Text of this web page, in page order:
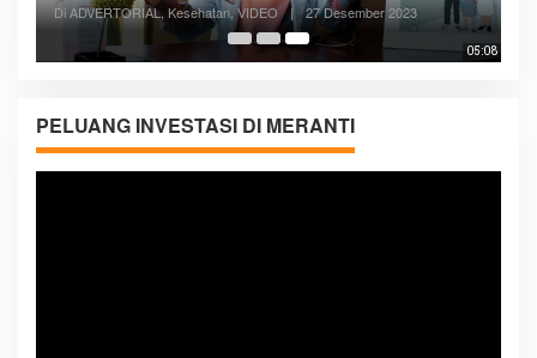
05:08
Di ADVERTORIAL, Kesehatan, VIDEO | 27 Desember 2023
PELUANG INVESTASI DI MERANTI
Pemutar